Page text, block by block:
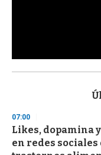
s
d
s
o
f
07:00
Likes, dopamina
en redes